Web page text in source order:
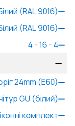
(RAL 9016)
(RAL 9016)
4 - 16 - 4
24mm (E60)
GU (білий)
комплект